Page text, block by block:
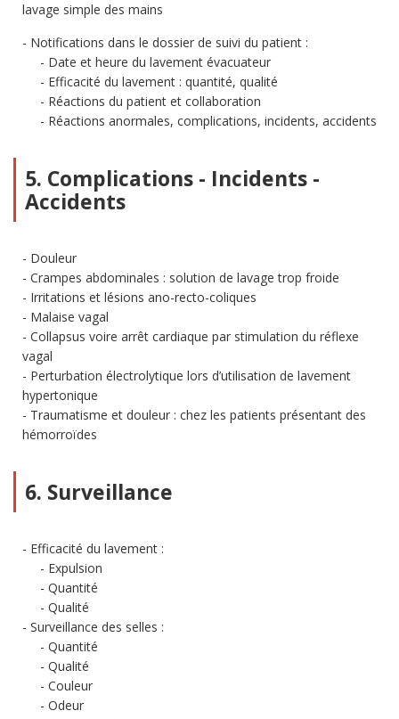
lavage simple des mains
Notifications dans le dossier de suivi du patient :
Date et heure du lavement évacuateur
Efficacité du lavement : quantité, qualité
Réactions du patient et collaboration
Réactions anormales, complications, incidents, accidents
5. Complications - Incidents -
Accidents
Douleur
Crampes abdominales : solution de lavage trop froide
Irritations et lésions ano-recto-coliques
Malaise vagal
Collapsus voire arrêt cardiaque par stimulation du réflexe
vagal
Perturbation électrolytique lors d’utilisation de lavement
hypertonique
Traumatisme et douleur : chez les patients présentant des
hémorroïdes
6. Surveillance
Efficacité du lavement :
Expulsion
Quantité
Qualité
Surveillance des selles :
Quantité
Qualité
Couleur
Odeur